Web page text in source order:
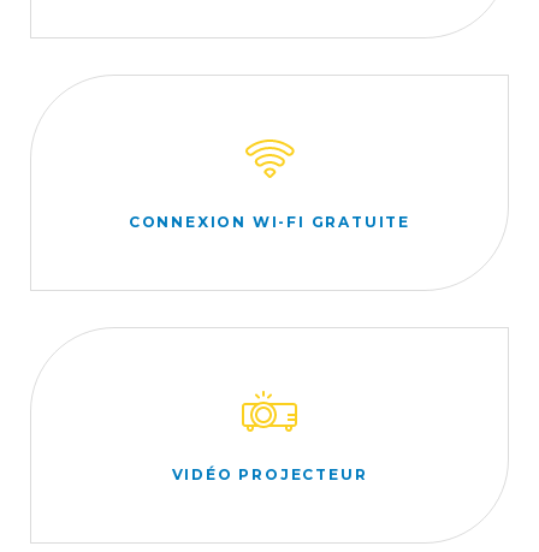
CONNEXION WI-FI GRATUITE
VIDÉO PROJECTEUR